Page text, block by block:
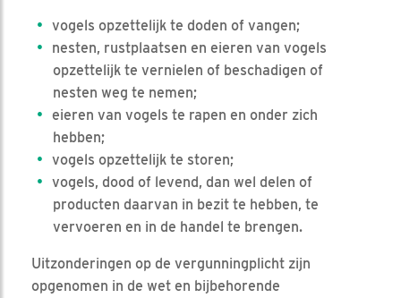
vogels opzettelijk te doden of vangen;
nesten, rustplaatsen en eieren van vogels
opzettelijk te vernielen of beschadigen of
nesten weg te nemen;
eieren van vogels te rapen en onder zich
hebben;
vogels opzettelijk te storen;
vogels, dood of levend, dan wel delen of
producten daarvan in bezit te hebben, te
vervoeren en in de handel te brengen.
Uitzonderingen op de vergunningplicht zijn
opgenomen in de wet en bijbehorende